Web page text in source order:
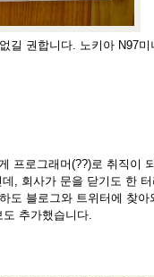
길 권합니다. 노키아 N97미
프로그래머(??)로 취직이
, 회사가 문을 닫기도 한
도 블로그와 트위터에 찾아
추가했습니다.